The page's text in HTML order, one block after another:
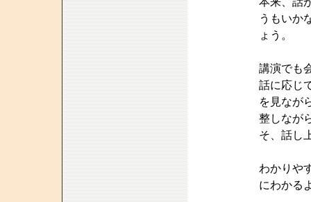
うもいか
ょう。
講演でも
話に応じ
を見なが
整しなが
そ、話し
わかりや
にわかる